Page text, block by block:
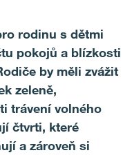
rodinu s dětmi
pokojů a blízkosti
by měli zvážit
zeleně,
trávení volného
čtvrti, které
a zároveň si